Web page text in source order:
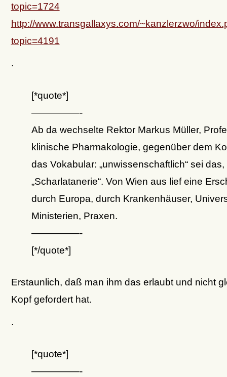
topic=1724
http://www.transgallaxys.com/~kanzlerzwo/
topic=4191
.
[*quote*]
—————-
Ab da wechselte Rektor Markus Müller,
klinische Pharmakologie, gegenüber dem
das Vokabular: „unwissenschaftlich“ sei das,
„Scharlatanerie“. Von Wien aus lief eine
durch Europa, durch Krankenhäuser,
Ministerien, Praxen.
—————-
[*/quote*]
Erstaunlich, daß man ihm das erlaubt und nicht
Kopf gefordert hat.
.
[*quote*]
—————-